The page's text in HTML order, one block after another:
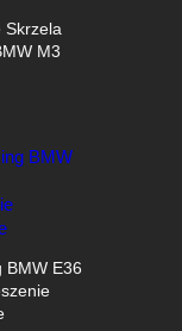
Skrzela
M3
BMW E36